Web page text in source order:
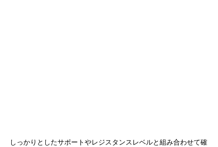
しっかりとしたサポートやレジスタンスレベルと組み合わせて確